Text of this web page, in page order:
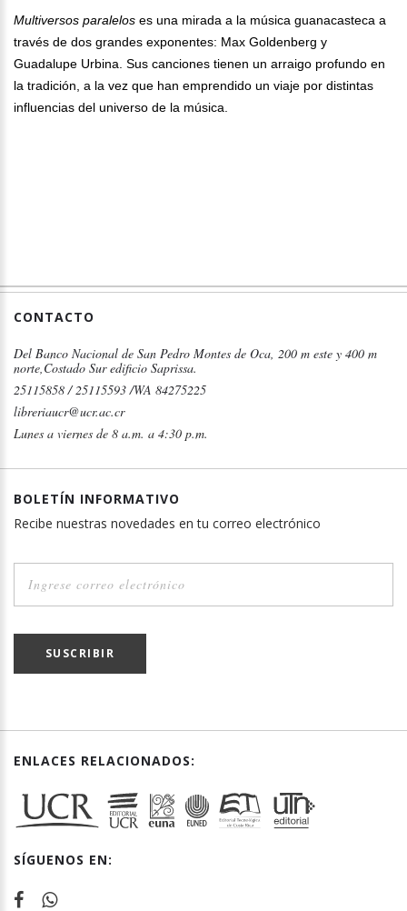
Multiversos paralelos es una mirada a la música guanacasteca a
través de dos grandes exponentes: Max Goldenberg y
Guadalupe Urbina. Sus canciones tienen un arraigo profundo en
la tradición, a la vez que han emprendido un viaje por distintas
influencias del universo de la música.
CONTACTO
Del Banco Nacional de San Pedro Montes de Oca, 200 m este y 400 m
norte,Costado Sur edificio Saprissa.
25115858 / 25115593 /WA 84275225
libreriaucr@ucr.ac.cr
Lunes a viernes de 8 a.m. a 4:30 p.m.
BOLETÍN INFORMATIVO
Recibe nuestras novedades en tu correo electrónico
SUSCRIBIR
ENLACES RELACIONADOS:
SÍGUENOS EN: